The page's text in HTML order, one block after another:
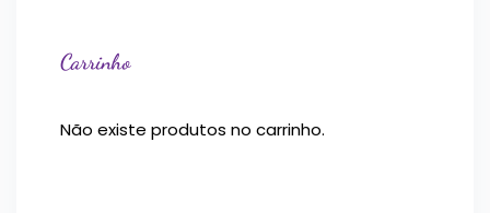
Carrinho
Não existe produtos no carrinho.